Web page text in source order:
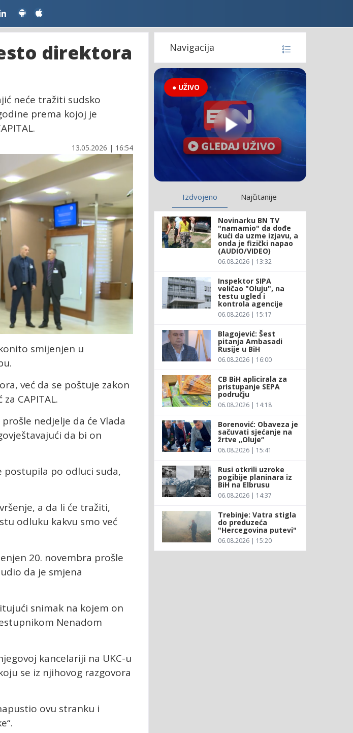
direktora
neće tražiti sudsko
prema kojoj je
13.05.2026 | 16:54
smijenjen u
već da se poštuje zakon
CAPITAL.
nedjelje da će Vlada
da bi on
postupila po odluci suda,
a da li će tražiti,
odluku kakvu smo već
20. novembra prošle
da je smjena
snimak na kojem on
Nenadom
kancelariji na UKC-u
se iz njihovog razgovora
ovu stranku i
Navigacija
● UŽIVO
Izdvojeno Najčitanije
Novinarku BN TV
"namamio" da dođe
kući da uzme izjavu, a
onda je fizički napao
(AUDIO/VIDEO)
06.08.2026 | 13:32
Inspektor SIPA
veličao "Oluju", na
testu ugled i
kontrola agencije
06.08.2026 | 15:17
Blagojević: Šest
pitanja Ambasadi
Rusije u BiH
06.08.2026 | 16:00
CB BiH aplicirala za
pristupanje SEPA
području
06.08.2026 | 14:18
Borenović: Obaveza je
sačuvati sjećanje na
žrtve „Oluje“
06.08.2026 | 15:41
Rusi otkrili uzroke
pogibije planinara iz
BiH na Elbrusu
06.08.2026 | 14:37
Trebinje: Vatra stigla
do preduzeća
"Hercegovina putevi"
06.08.2026 | 15:20